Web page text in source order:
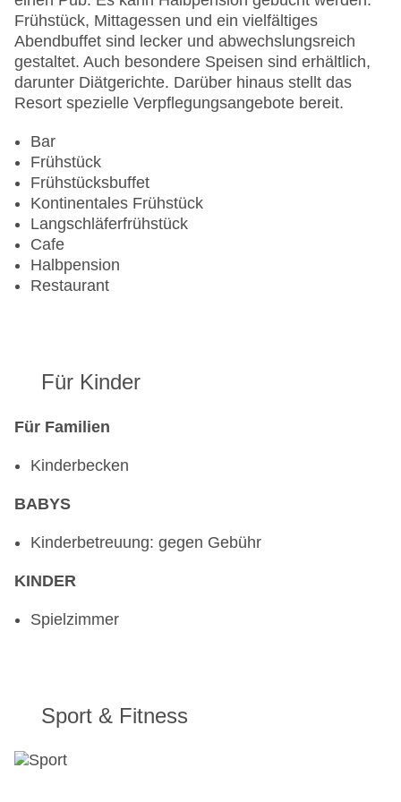
Landeskategorie: 4 Sterne
Frühstück, Mittagessen und ein vielfältiges
Abendbuffet sind lecker und abwechslungsreich
gestaltet. Auch besondere Speisen sind erhältlich,
darunter Diätgerichte. Darüber hinaus stellt das
Resort spezielle Verpflegungsangebote bereit.
Bar
Frühstück
Frühstücksbuffet
Kontinentales Frühstück
Langschläferfrühstück
Cafe
Halbpension
Restaurant
Für Kinder
Für Familien
Kinderbecken
BABYS
Kinderbetreuung: gegen Gebühr
KINDER
Spielzimmer
Sport & Fitness